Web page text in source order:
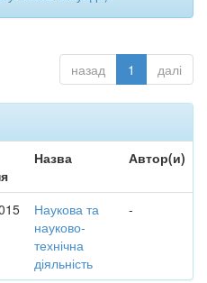
назад 1 далі
Назва Автор(и)
Наукова та
науково-
технічна
діяльність
-